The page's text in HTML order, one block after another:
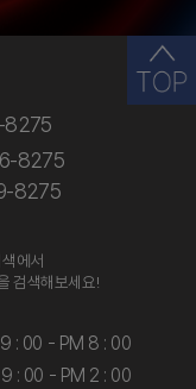
8275
8275
8275
에서
검색해보세요!
: 00 - PM 8 : 00
: 00 - PM 2 : 00